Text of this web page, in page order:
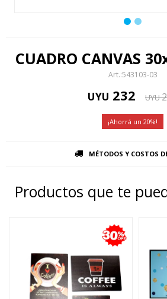
CUADRO CANVAS
543103-03
UYU 232 UYU
20
MÉTODOS Y COSTOS
Productos que te